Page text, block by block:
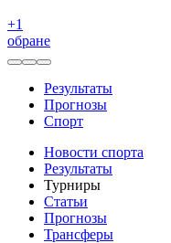
+1
обране
Результаты
Прогнозы
Спорт
Новости спорта
Результаты
Турниры
Статьи
Прогнозы
Трансферы